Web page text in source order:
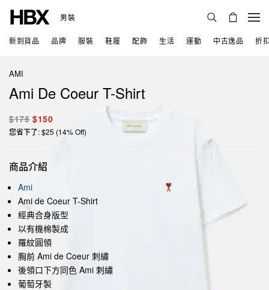
男裝
新到貨品 品牌 服裝 鞋履 配飾 生活 運動 中古逸品 折
AMI
Ami De Coeur T-Shirt
$175 $150
您省下了: $25 (14% Off)
商品介紹
Ami
Ami de Coeur T-Shirt
經典合身版型
以有機棉製成
羅紋圓領
胸前 Ami de Coeur 刺繡
後領口下方同色 Ami 刺繡
葡萄牙製